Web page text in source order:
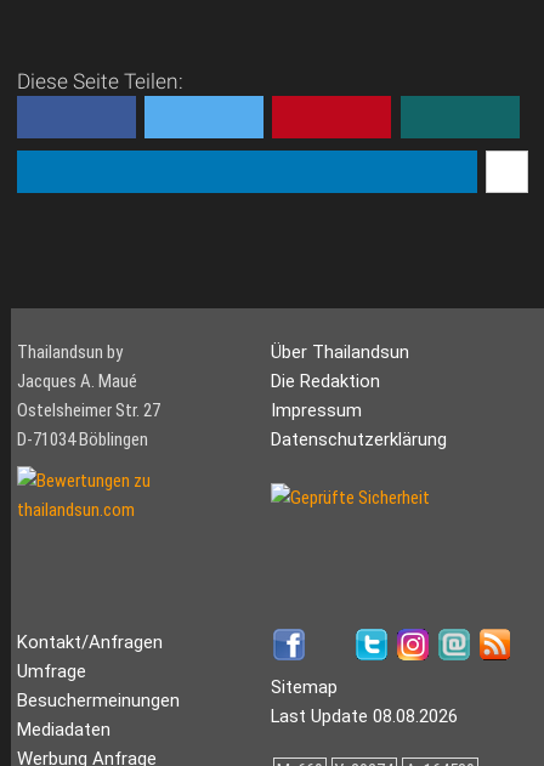
Diese Seite Teilen:
Thailandsun by
Jacques A. Maué
Ostelsheimer Str. 27
D-71034 Böblingen
Über Thailandsun
Die Redaktion
Impressum
Datenschutzerklärung
Kontakt/Anfragen
Umfrage
Besuchermeinungen
Mediadaten
Werbung Anfrage
Sitemap
Last Update 08.08.2026